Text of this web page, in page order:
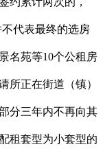
代表最终的选房
名苑等10个公租房
所正在街道（镇）
分三年内不再向其
租套型为小套型的